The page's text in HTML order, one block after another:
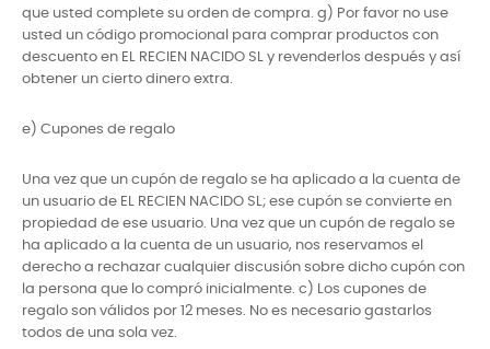
que usted complete su orden de compra. g) Por favor no use
usted un código promocional para comprar productos con
descuento en EL RECIEN NACIDO SL y revenderlos después y así
obtener un cierto dinero extra.
e) Cupones de regalo
Una vez que un cupón de regalo se ha aplicado a la cuenta de
un usuario de EL RECIEN NACIDO SL; ese cupón se convierte en
propiedad de ese usuario. Una vez que un cupón de regalo se
ha aplicado a la cuenta de un usuario, nos reservamos el
derecho a rechazar cualquier discusión sobre dicho cupón con
la persona que lo compró inicialmente. c) Los cupones de
regalo son válidos por 12 meses. No es necesario gastarlos
todos de una sola vez.